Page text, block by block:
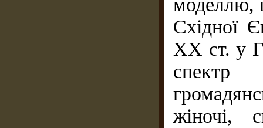
моделлю,
Східної
XX ст. у
спектр
жіночі,